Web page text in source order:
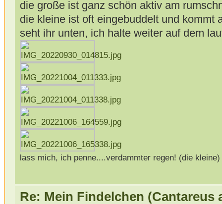
die große ist ganz schön aktiv am
die kleine ist oft eingebuddelt und kommt
seht ihr unten, ich halte weiter auf dem
lass mich, ich penne....verdammter regen! (die kleine)
Re: Mein Findelchen (Cantareus